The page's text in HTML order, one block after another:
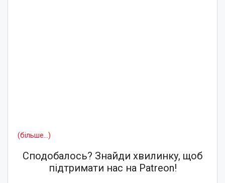
(більше…)
Сподобалось? Знайди хвилинку, щоб
підтримати нас на Patreon!